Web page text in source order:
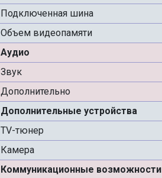
Подключенная шина
Объем видеопамяти
Аудио
Звук
Дополнительно
Дополнительные устройства
TV-тюнер
Камера
Коммуникационные возможности